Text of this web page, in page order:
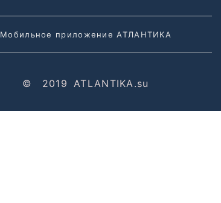
Мобильное приложение АТЛАНТИКА
© 2019 ATLANTIKA.su